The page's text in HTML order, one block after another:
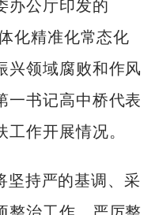
办公厅印发的
化精准化常态化
兴领域腐败和作风
一书记高中桥代表
作开展情况。
坚持严的基调、采